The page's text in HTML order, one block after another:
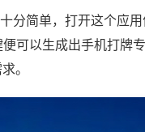
分简单，打开这个应
可以生成出手机打牌
。